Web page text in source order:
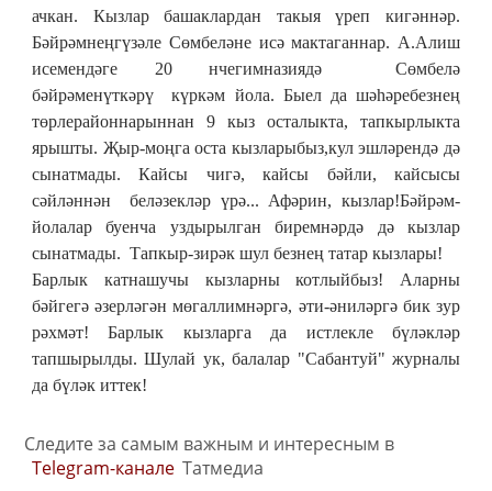
ачкан. Кызлар башаклардан такыя үреп кигәннәр.
Бәйрәмнеңгүзәле Сөмбеләне исә мактаганнар. А.Алиш
исемендәге 20 нчегимназиядә Сөмбелә
бәйрәменүткәрү күркәм йола. Быел да шәһәребезнең
төрлерайоннарыннан 9 кыз осталыкта, тапкырлыкта
ярышты. Җыр-моңга оста кызларыбыз,кул эшләрендә дә
сынатмады. Кайсы чигә, кайсы бәйли, кайсысы
сәйләннән беләзекләр үрә... Афәрин, кызлар!Бәйрәм-
йолалар буенча уздырылган биремнәрдә дә кызлар
сынатмады. Тапкыр-зирәк шул безнең татар кызлары!
Барлык катнашучы кызларны котлыйбыз! Аларны
бәйгегә әзерләгән мөгаллимнәргә, әти-әниләргә бик зур
рәхмәт! Барлык кызларга да истлекле бүләкләр
тапшырылды. Шулай ук, балалар "Сабантуй" журналы
да бүләк иттек!
Следите за самым важным и интересным в
Telegram-канале Татмедиа